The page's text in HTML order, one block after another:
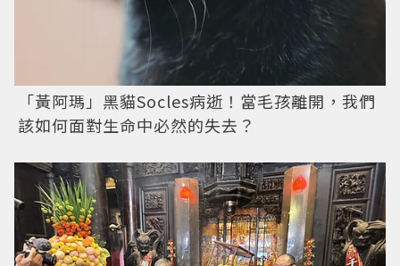
「黃阿瑪」黑貓Socles病逝！當毛孩離開，我們
該如何面對生命中必然的失去？